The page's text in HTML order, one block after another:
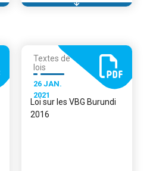
Textes de
lois
26 JAN.
2021
Loi sur les VBG Burundi
2016